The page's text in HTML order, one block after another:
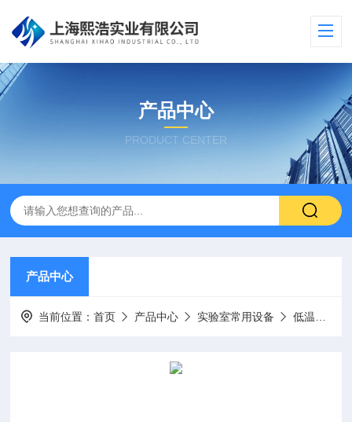
产品中心
PRODUCT CENTER
产品中心
当前位置：首页 产品中心 实验室常用设备 低温恒温保存箱